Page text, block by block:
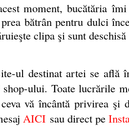
moment, bucătăriaîmi
bătrân pentru dulci
clipa şi sunt
ul destinat artei se află
shop-ului. Toate lucrările
vă încântă privirea
AICI sau direct pe